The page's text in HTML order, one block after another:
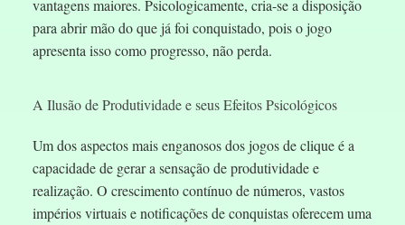
vantagens maiores. Psicologicamente, cria-se a disposição
para abrir mão do que já foi conquistado, pois o jogo
apresenta isso como progresso, não perda.
A Ilusão de Produtividade e seus Efeitos Psicológicos
Um dos aspectos mais enganosos dos jogos de clique é a
capacidade de gerar a sensação de produtividade e
realização. O crescimento contínuo de números, vastos
impérios virtuais e notificações de conquistas oferecem uma